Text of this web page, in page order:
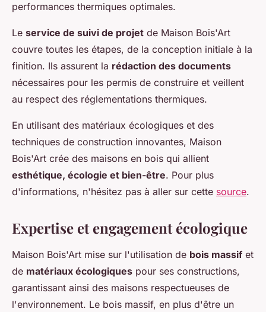
performances thermiques optimales.
Le service de suivi de projet de Maison Bois'Art
couvre toutes les étapes, de la conception initiale à la
finition. Ils assurent la rédaction des documents
nécessaires pour les permis de construire et veillent
au respect des réglementations thermiques.
En utilisant des matériaux écologiques et des
techniques de construction innovantes, Maison
Bois'Art crée des maisons en bois qui allient
esthétique, écologie et bien-être. Pour plus
d'informations, n'hésitez pas à aller sur cette source.
Expertise et engagement écologique
Maison Bois'Art mise sur l'utilisation de bois massif et
de matériaux écologiques pour ses constructions,
garantissant ainsi des maisons respectueuses de
l'environnement. Le bois massif, en plus d'être un